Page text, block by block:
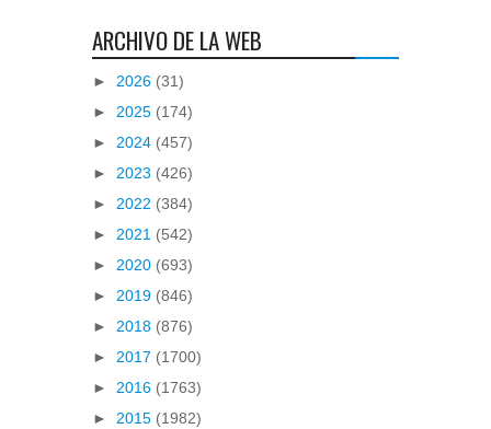
ARCHIVO DE LA WEB
► 2026 (31)
► 2025 (174)
► 2024 (457)
► 2023 (426)
► 2022 (384)
► 2021 (542)
► 2020 (693)
► 2019 (846)
► 2018 (876)
► 2017 (1700)
► 2016 (1763)
► 2015 (1982)